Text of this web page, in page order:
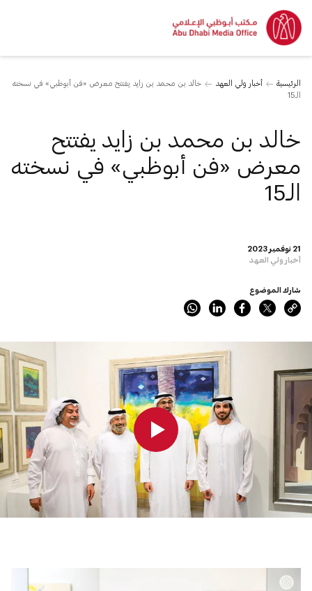
الرئيسية أخبار ولي العهد
خالد بن محمد بن زايد يفتتح معرض «فن أبوظبي» في نسخته
الـ15
21 نوفمبر 2023
أخبار ولي العهد
0:00 0:00
خالد بن محمد بن زايد يفتتح
معرض «فن أبوظبي» في نسخته
الـ15
شارك الموضوع